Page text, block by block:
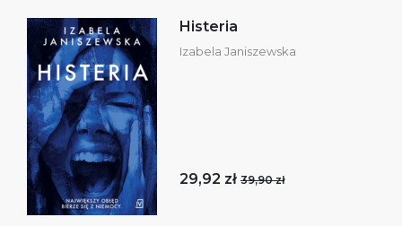
Histeria
Izabela Janiszewska
29,92 zł 39,90 zł